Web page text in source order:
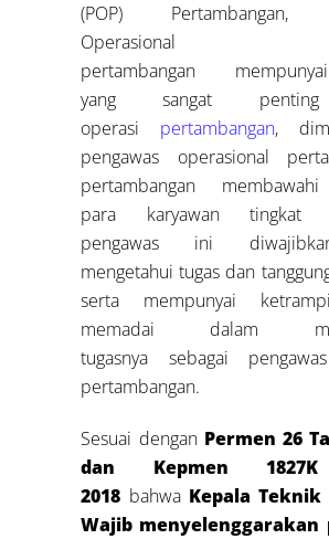
(POP) Pertambangan,
Operasional
pertambangan
yang sangat
operasi pertambangan,
pengawas operasional
pertambangan
para karyawan tingkat
pengawas ini
mengetahui tugas dan
serta mempunyai
memadai dalam
tugasnya sebagai
pertambangan.
Sesuai dengan Permen 26
dan Kepmen
2018 bahwa Kepala Teknik
Wajib menyelenggarakan